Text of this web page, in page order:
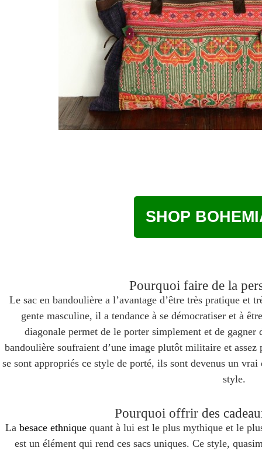
SHOP
Pourquoi faire de la
Le sac en bandoulière a l’avantage d’être très pratique et
gente masculine, il a tendance à se démocratiser et à
diagonale permet de le porter simplement et de gagner
bandoulière soufraient d’une image plutôt militaire et
se sont appropriés ce style de porté, ils sont devenus un
style.
Pourquoi offrir des
La besace ethniquequant à lui est le plus mythique et le
est un élément qui rend ces sacs uniques. Ce style,